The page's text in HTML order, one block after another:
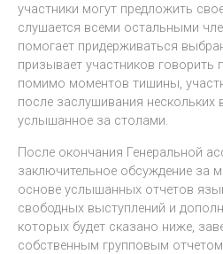
участники могут предложить
слушается всеми остальными
помогает придерживаться
призывает участников говорить
помимо моментов тишины,
после заслушивания нескольких
услышанное за столами.
После окончания Генеральной
заключительное обсуждение за
основе услышанных отчетов
свободных выступлений и
которых будет сказано ниже,
собственным групповым